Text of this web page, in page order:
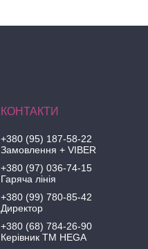
+380 (95) 187-58-22
Замовлення + VIBER
+380 (97) 036-74-15
Гаряча лінія
+380 (99) 780-85-42
Директор
+380 (68) 784-26-90
Керівник ТМ HEGA